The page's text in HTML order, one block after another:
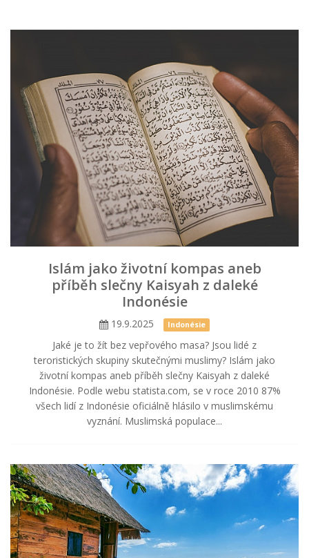
Islám jako životní kompas aneb
příběh slečny Kaisyah z daleké
Indonésie
19.9.2025 Indonésie
Jaké je to žít bez vepřového masa? Jsou lidé z
teroristických skupiny skutečnými muslimy? Islám jako
životní kompas aneb příběh slečny Kaisyah z daleké
Indonésie. Podle webu statista.com, se v roce 2010 87%
všech lidí z Indonésie oficiálně hlásilo v muslimskému
vyznání. Muslimská populace...